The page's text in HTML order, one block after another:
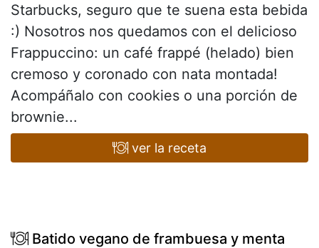
Starbucks, seguro que te suena esta bebida
:) Nosotros nos quedamos con el delicioso
Frappuccino: un café frappé (helado) bien
cremoso y coronado con nata montada!
Acompáñalo con cookies o una porción de
brownie...
ver la receta
Batido vegano de frambuesa y menta